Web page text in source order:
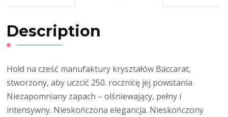
Description
Hołd na cześć manufaktury kryształów Baccarat,
stworzony, aby uczcić 250. rocznicę jej powstania
Niezapomniany zapach – olśniewający, pełny i
intensywny. Nieskończona elegancja. Nieskończony